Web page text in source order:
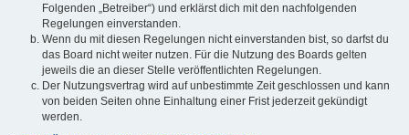
Folgenden „Betreiber“) und erklärst dich mit den nachfolgenden
Regelungen einverstanden.
Wenn du mit diesen Regelungen nicht einverstanden bist, so darfst du
das Board nicht weiter nutzen. Für die Nutzung des Boards gelten
jeweils die an dieser Stelle veröffentlichten Regelungen.
Der Nutzungsvertrag wird auf unbestimmte Zeit geschlossen und kann
von beiden Seiten ohne Einhaltung einer Frist jederzeit gekündigt
werden.